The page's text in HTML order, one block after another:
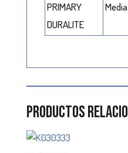
PRIMARY
DURALITE
Productos